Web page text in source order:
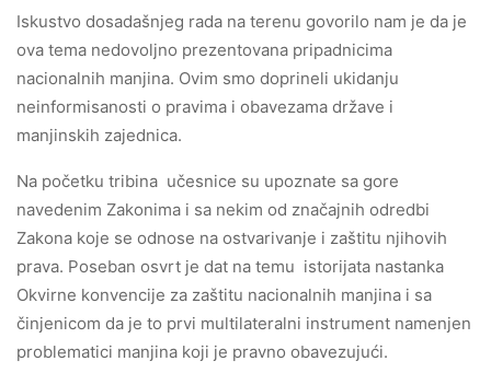
Iskustvo dosadašnjeg rada na terenu govorilo nam je da je
ova tema nedovoljno prezentovana pripadnicima
nacionalnih manjina. Ovim smo doprineli ukidanju
neinformisanosti o pravima i obavezama države i
manjinskih zajednica.
Na početku tribina učesnice su upoznate sa gore
navedenim Zakonima i sa nekim od značajnih odredbi
Zakona koje se odnose na ostvarivanje i zaštitu njihovih
prava. Poseban osvrt je dat na temu istorijata nastanka
Okvirne konvencije za zaštitu nacionalnih manjina i sa
činjenicom da je to prvi multilateralni instrument namenjen
problematici manjina koji je pravno obavezujući.